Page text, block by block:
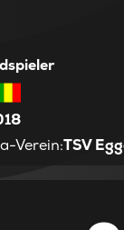
Verein:TSV